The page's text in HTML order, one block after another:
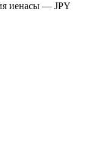
иенасы — JPY